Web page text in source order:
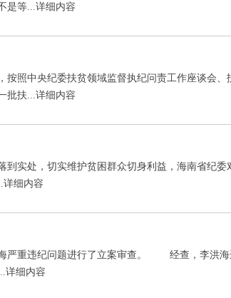
是等...详细内容
照中央纪委扶贫领域监督执纪问责工作座谈会、
批扶...详细内容
实处，切实维护贫困群众切身利益，海南省纪委
详细内容
严重违纪问题进行了立案审查。 经查，李洪海
详细内容